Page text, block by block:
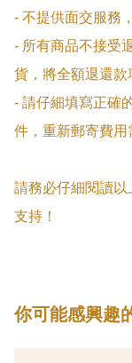
- 不提供面交服務
- 所有商品不接受
貨，將全額退還款
- 請仔細填寫正確
件，重新郵寄費用
請務必仔細閱讀
支持！
你可能感興趣